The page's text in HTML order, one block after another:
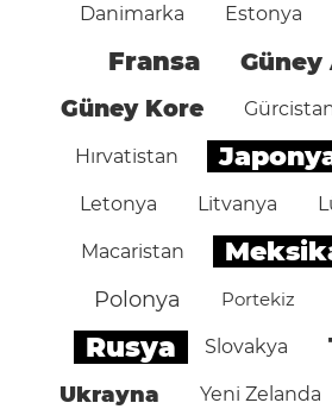
Danimarka Estonya
Fransa
Güney Kore
Hırvatistan
Letonya Litvanya
Macaristan
Polonya Portekiz
Rusya Slovakya
Ukrayna Yeni Zelanda